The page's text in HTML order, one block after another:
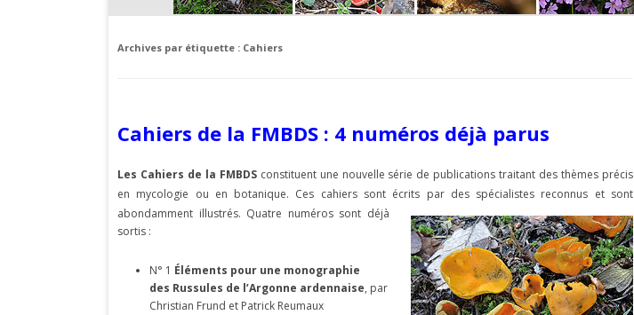
Archives par étiquette : Cahiers
Cahiers de la FMBDS : 4 numéros déjà parus
Les Cahiers de la FMBDSconstituent une nouvelle série de publications traitant des thèmes précis
en mycologie ou en botanique. Ces cahiers sont écrits par des spécialistes reconnus et sont
abondamment illustrés. Quatre numéros sont déjà
sortis :
N° 1 Éléments pour une monographie
des Russules de l’Argonne ardennaise, par
Christian Frund et Patrick Reumaux